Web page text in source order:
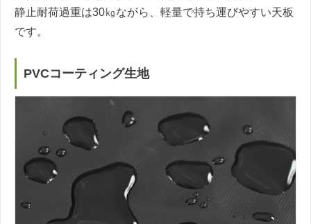
静止耐荷過重は30㎏ながら、軽量で持ち運びやすい天板
です。
PVCコーティング生地